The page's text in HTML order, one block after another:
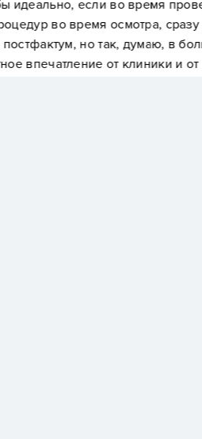
уточняли их стоимость,
большинстве клиник. В
от врача в частности.